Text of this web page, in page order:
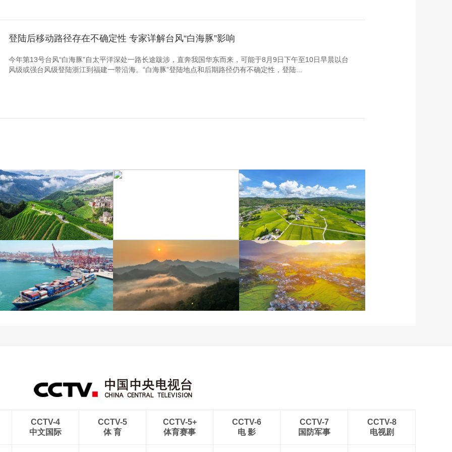
登陆后移动路径存在不确定性 专家详解台风“白海豚”影响
今年第13号台风“白海豚”自太平洋深处一路长途跋涉，直奔我国华东而来，可能于8月9日下午至10日早晨以台
风级或强台风级登陆浙江到福建一带沿海。“白海豚”登陆地点和后期路径仍有不确定性，登陆...
期出游 乐享美好时光
江苏泗洪：洪泽湖湿地白
鹭嬉戏
重庆梁平：优质水稻丰收
在望
CCTV-4
中文国际
CCTV-5
体 育
CCTV-5+
体育赛事
CCTV-6
电 影
CCTV-7
国防军事
CCTV-8
电视剧